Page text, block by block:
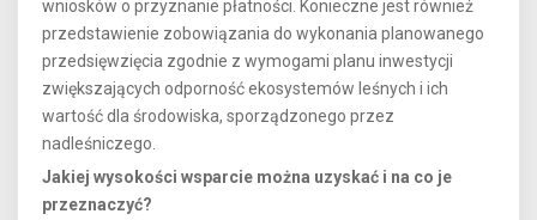
wniosków o przyznanie płatności. Konieczne jest również
przedstawienie zobowiązania do wykonania planowanego
przedsięwzięcia zgodnie z wymogami planu inwestycji
zwiększających odporność ekosystemów leśnych i ich
wartość dla środowiska, sporządzonego przez
nadleśniczego.
Jakiej wysokości wsparcie można uzyskać i na co je
przeznaczyć?